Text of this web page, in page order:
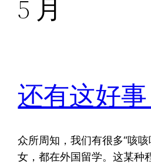
5 月
还有这好事
众所周知，我们有很多“咳
女，都在外国留学。这某种